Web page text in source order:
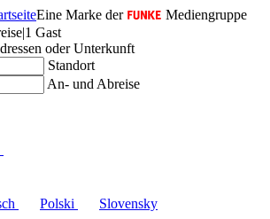
Eine Marke der
Mediengruppe
|1 Gast
oder Unterkunft
Standort
An- und Abreise
Polski Slovensky